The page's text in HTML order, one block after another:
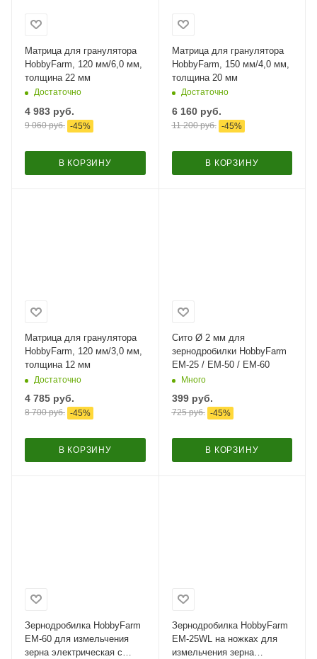
Матрица для гранулятора
HobbyFarm, 120 мм/6,0 мм,
толщина 22 мм
Достаточно
4 983 руб.
9 060руб. -45%
В КОРЗИНУ
Матрица для гранулятора
HobbyFarm, 150 мм/4,0 мм,
толщина 20 мм
Достаточно
6 160руб.
11 200руб. -45%
В КОРЗИНУ
Матрица для гранулятора
HobbyFarm, 120 мм/3,0 мм,
толщина 12 мм
Достаточно
4 785 руб.
8 700руб. -45%
В КОРЗИНУ
Сито Ø 2 мм для
зернодробилки HobbyFarm
ЕМ-25 / ЕМ-50 / ЕМ-60
Много
399руб.
725руб. -45%
В КОРЗИНУ
Зернодробилка HobbyFarm
EM-60 для измельчения
зерна электрическая с
Зернодробилка HobbyFarm
EM-25WL на ножках для
измельчения зерна